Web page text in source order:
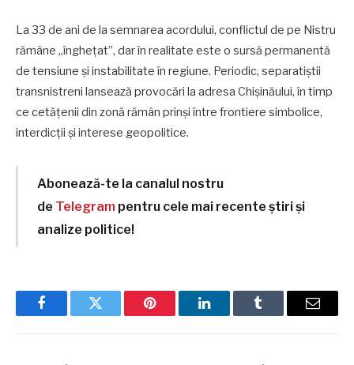
La 33 de ani de la semnarea acordului, conflictul de pe Nistru
rămâne „înghețat”, dar în realitate este o sursă permanentă
de tensiune și instabilitate în regiune. Periodic, separatiștii
transnistreni lansează provocări la adresa Chișinăului, în timp
ce cetățenii din zonă rămân prinși între frontiere simbolice,
interdicții și interese geopolitice.
Abonează-te la canalul nostru
de Telegram pentru cele mai recente știri și
analize politice!
FacebookTwitter Pinterest LinkedInTumblr Email